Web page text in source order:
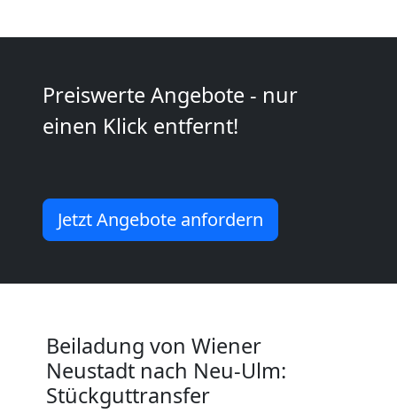
Preiswerte Angebote - nur
einen Klick entfernt!
Jetzt Angebote anfordern
Beiladung von Wiener
Neustadt nach Neu-Ulm:
Stückguttransfer
Küchenumzug
Wiener
Umzug
und
Lagerung
Wiener